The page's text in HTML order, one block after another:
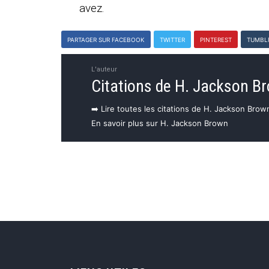
avez.
PARTAGER SUR FACEBOOK TWITTER PINTEREST
L'auteur
Citations de H. Jackson
➡️ Lire toutes les citations de H. Jackson
En savoir plus sur H. Jackson Brown